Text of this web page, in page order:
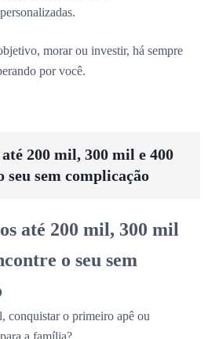
morar ou investir, há sempre
por você.
200 mil, 300 mil e 400
sem complicação
até 200 mil, 300 mil
o seu sem
conquistar o primeiro apê ou
a família?